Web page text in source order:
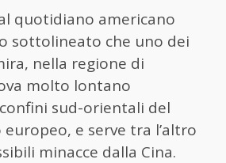
quotidiano americano
sottolineato che uno dei
nella regione di
molto lontano
sud-orientali del
e serve tra l’altro
minacce dalla Cina.